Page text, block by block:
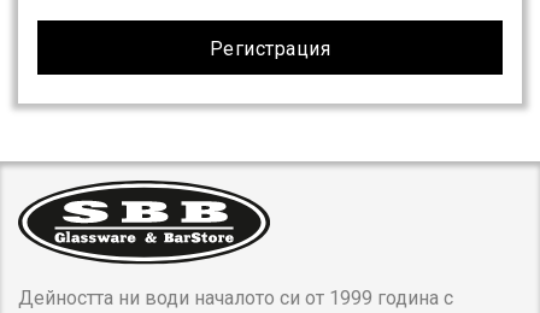
Регистрация
Дейността ни води началото си от 1999 година с